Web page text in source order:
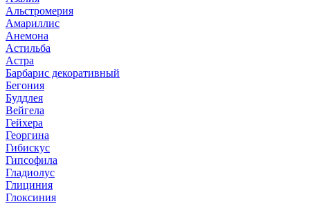
Альстромерия
Амариллис
Анемона
Астильба
Астра
Барбарис декоративный
Бегония
Буддлея
Вейгела
Гейхера
Георгина
Гибискус
Гипсофила
Гладиолус
Глициния
Глоксиния